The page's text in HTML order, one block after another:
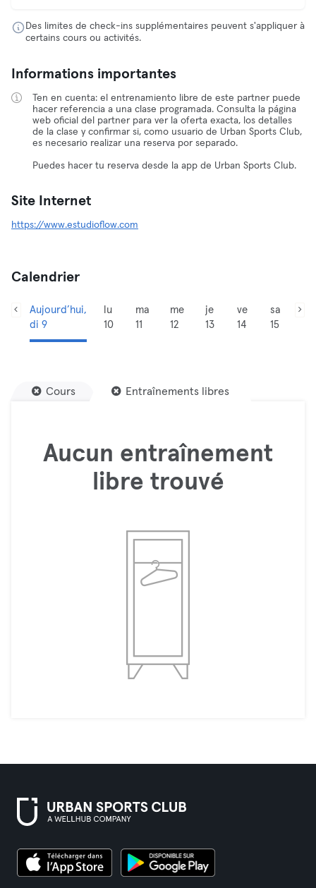
Des limites de check-ins supplémentaires peuvent s'appliquer à
certains cours ou activités.
Informations importantes
Ten en cuenta: el entrenamiento libre de este partner puede
hacer referencia a una clase programada. Consulta la página
web oficial del partner para ver la oferta exacta, los detalles
de la clase y confirmar si, como usuario de Urban Sports Club,
es necesario realizar una reserva por separado.
Puedes hacer tu reserva desde la app de Urban Sports Club.
Site Internet
https://www.estudioflow.com
Calendrier
Aujourd’hui,
di 9
lu
10
ma
11
me
12
je
13
ve
14
sa
15
Cours Entraînements libres
Aucun entraînement
libre trouvé